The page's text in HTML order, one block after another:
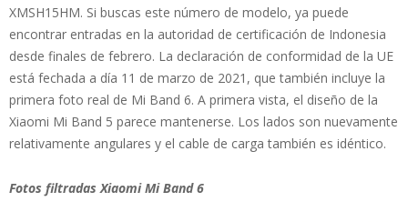
XMSH15HM. Si buscas este número de modelo, ya puede
encontrar entradas en la autoridad de certificación de Indonesia
desde finales de febrero. La declaración de conformidad de la UE
está fechada a día 11 de marzo de 2021, que también incluye la
primera foto real de Mi Band 6. A primera vista, el diseño de la
Xiaomi Mi Band 5 parece mantenerse. Los lados son nuevamente
relativamente angulares y el cable de carga también es idéntico.
Fotos filtradas Xiaomi Mi Band 6